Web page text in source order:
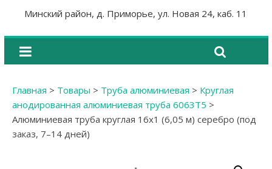
Минский район, д. Приморье, ул. Новая 24, каб. 11
Главная > Товары > Труба алюминиевая > Круглая
анодированная алюминиевая труба 6063Т5 >
Алюминиевая труба круглая 16х1 (6,05 м) серебро (под
заказ, 7–14 дней)